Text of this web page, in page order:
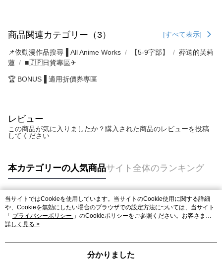
商品関連カテゴリー（3） [すべて表示]
📌依動漫作品搜尋▐ All Anime Works 【5-9字部】
葬送的芙莉
蓮
■🇯🇵日貨專區✈
🏆 BONUS▐ 適用折價券專區
レビュー
この商品が気に入りましたか？購入された商品のレビューを投稿
してください
本カテゴリーの人気商品サイト全体のランキング
人気タグ
当サイトではCookieを使用しています。当サイトのCookie使用に関する詳細
や、Cookieを無効にしたい場合のブラウザでの設定方法については、当サイト
「 プライバシーポリシー 」のCookieポリシーをご参照ください。お客さま
が、当サイトを引き続き使用される場合、当社がサイト利用規約のCookieポリ
詳しく見る >
分かりました